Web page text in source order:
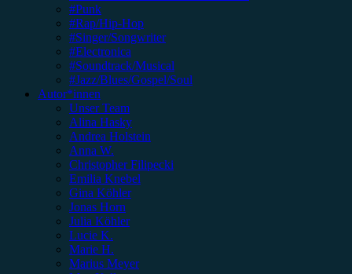
#Punk
#Rap/Hip-Hop
#Singer/Songwriter
#Electronica
#Soundtrack/Musical
#Jazz/Blues/Gospel/Soul
Autor*innen
Unser Team
Alina Hasky
Andrea Holstein
Anna W.
Christopher Filipecki
Emilia Knebel
Gina Köhler
Jonas Horn
Julia Köhler
Lucie K.
Marie H.
Marius Meyer